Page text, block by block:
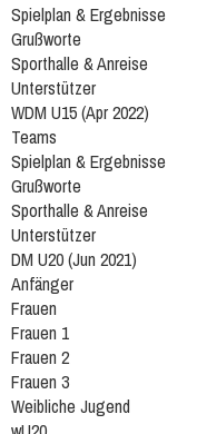
Spielplan & Ergebnisse
Grußworte
Sporthalle & Anreise
Unterstützer
WDM U15 (Apr 2022)
Teams
Spielplan & Ergebnisse
Grußworte
Sporthalle & Anreise
Unterstützer
DM U20 (Jun 2021)
Anfänger
Frauen
Frauen 1
Frauen 2
Frauen 3
Weibliche Jugend